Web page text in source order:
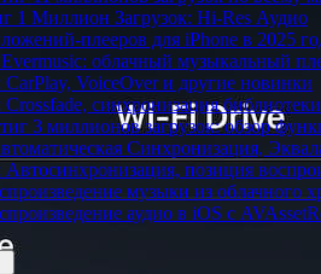
1 Миллион Загрузок: Hi-Res Аудио
плееров для iPhone в 2025
облачный музыкальный
CarPlay, VoiceOver и другие новинки
синхронизация
3 миллионов загрузок: обзор
Синхронизация,
Автосинхронизация, позиция
музыки из облачного
аудио в iOS с